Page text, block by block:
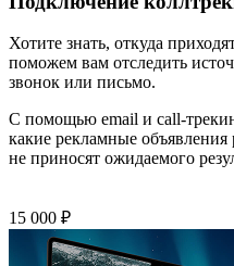
Хотите знать, откуда
поможем вам отследить
звонок или письмо.
С помощью email и call-
какие рекламные
не приносят ожидаемого
15 000 ₽